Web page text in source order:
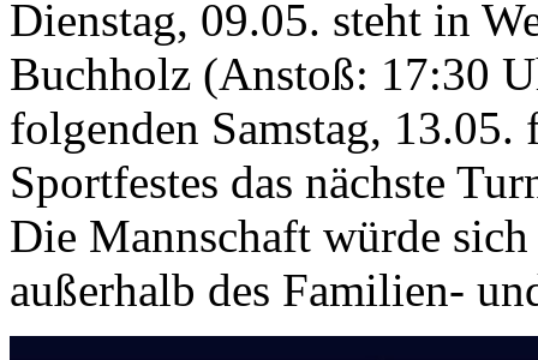
Dienstag, 09.05. steht in
Buchholz (Anstoß: 17:30
folgenden Samstag,
Sportfestes das nächste
Die Mannschaft würde
außerhalb des Familien-